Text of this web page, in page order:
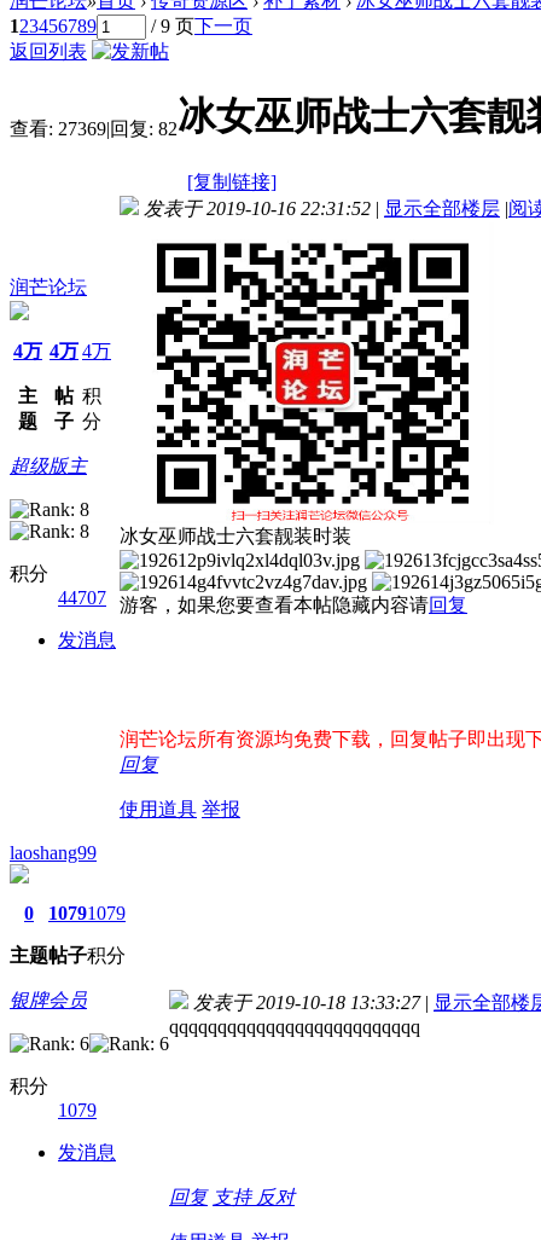
123456789 / 9 页下一页
返回列表
查看: 27369|回复: 82冰女巫师战士六套靓
[复制链接]
润芒论坛
4万
主
题
4万
帖
子
4万
积
分
超级版主
积分
44707
发消息
发表于 2019-10-16 22:31:52 | 显示全部楼层 |阅
冰女巫师战士六套靓装时装
游客，如果您要查看本帖隐藏内容请回复
润芒论坛所有资源均免费下载，回复帖子即出现
回复
使用道具 举报
laoshang99
0
主题
1079
帖子
1079
积分
银牌会员
积分
1079
发消息
发表于 2019-10-18 13:33:27 | 显示全部楼
qqqqqqqqqqqqqqqqqqqqqqqqqq
回复 支持 反对